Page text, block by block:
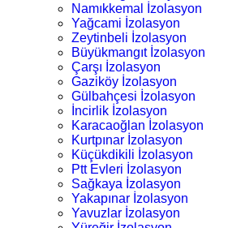
Namıkkemal İzolasyon
Yağcami İzolasyon
Zeytinbeli İzolasyon
Büyükmangıt İzolasyon
Çarşı İzolasyon
Gaziköy İzolasyon
Gülbahçesi İzolasyon
İncirlik İzolasyon
Karacaoğlan İzolasyon
Kurtpınar İzolasyon
Küçükdikili İzolasyon
Ptt Evleri İzolasyon
Sağkaya İzolasyon
Yakapınar İzolasyon
Yavuzlar İzolasyon